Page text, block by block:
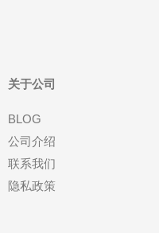
关于公司
BLOG
公司介绍
联系我们
隐私政策